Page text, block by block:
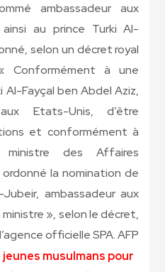
ambassadeur aux
au prince Turki Al-
selon un décret royal
Conformément à une
Al-Fayçal ben Abdel Aziz,
Etats-Unis, d’être
et conformément à
des Affaires
la nomination de
ambassadeur aux
», selon le décret,
officielle SPA.AFP
musulmans pour